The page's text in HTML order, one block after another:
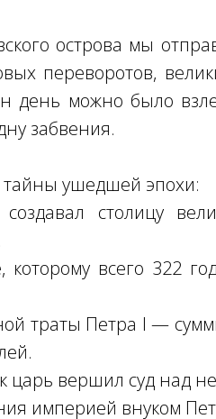
острова мы
переворотов,
день можно было
забвения.
ушедшей эпохи:
столицу
всего 322
траты Петра I —
царь вершил суд над
империей внуком